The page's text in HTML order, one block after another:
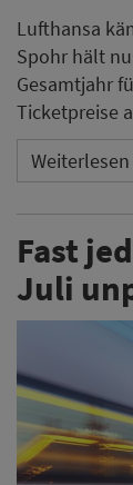
Lufthansa
Spohr hält
Gesamtjahr
Ticketpreise
Weiterlesen
Fast
Juli